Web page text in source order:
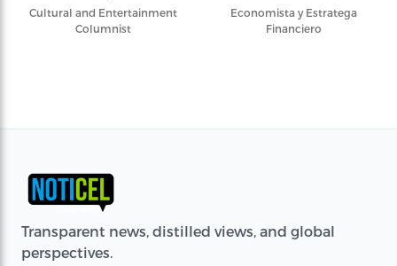
Cultural and Entertainment
Columnist
Economista y Estratega
Financiero
Transparent news, distilled views, and global
perspectives.